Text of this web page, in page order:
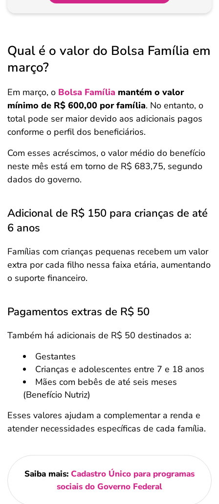
Qual é o valor do Bolsa Família em
março?
Em março, o Bolsa Família mantém o valor
mínimo de R$ 600,00 por família. No entanto, o
total pode ser maior devido aos adicionais pagos
conforme o perfil dos beneficiários.
Com esses acréscimos, o valor médio do benefício
neste mês está em torno de R$ 683,75, segundo
dados do governo.
Adicional de R$ 150 para crianças de até
6 anos
Famílias com crianças pequenas recebem um valor
extra por cada filho nessa faixa etária, aumentando
o suporte financeiro.
Pagamentos extras de R$ 50
Também há adicionais de R$ 50 destinados a:
Gestantes
Crianças e adolescentes entre 7 e 18 anos
Mães com bebês de até seis meses
(Benefício Nutriz)
Esses valores ajudam a complementar a renda e
atender necessidades específicas de cada família.
Saiba mais: Cadastro Único para programas
sociais do Governo Federal